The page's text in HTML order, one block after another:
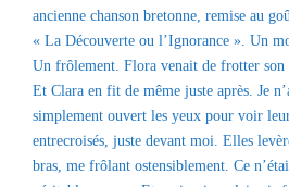
ancienne chanson bretonne, remise au
« La Découverte ou l’Ignorance ». Un
Un frôlement. Flora venait de frotter son
Et Clara en fit de même juste après. Je
simplement ouvert les yeux pour voir
entrecroisés, juste devant moi. Elles
bras, me frôlant ostensiblement. Ce